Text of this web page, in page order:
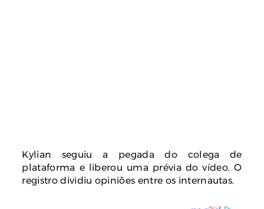
Kylian seguiu a pegada do colega de
plataforma e liberou uma prévia do vídeo. O
registro dividiu opiniões entre os internautas.